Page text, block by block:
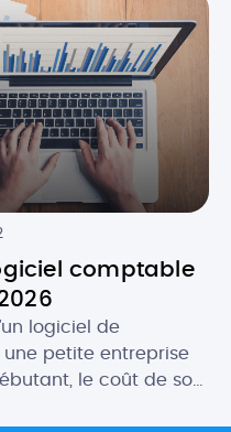
besoins, il […]
comptable
logiciel de
petite entreprise
le coût de son